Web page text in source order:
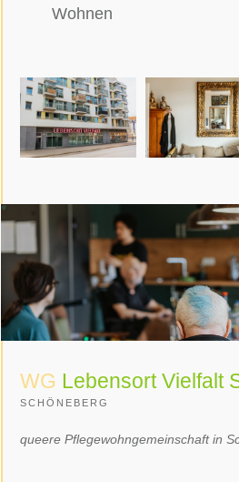
Wohnen
WG Lebensort Vielfalt
SCHÖNEBERG
queere Pflegewohngemeinschaft in